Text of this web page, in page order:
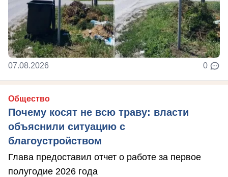
07.08.2026 0
Общество
Почему косят не всю траву: власти
объяснили ситуацию с
благоустройством
Глава предоставил отчет о работе за первое
полугодие 2026 года